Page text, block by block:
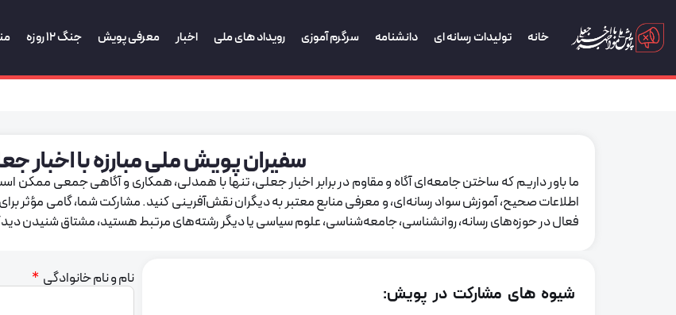
خانه تولیدات رسانه ای دانشنامه سرگرم آموزی رویداد های ملی اخبار معرفی پویش جنگ 12 روزه
سفیران پویش ملی مبارزه با اخبار
ما باور داریم که ساختن جامعه‌ای آگاه و مقاوم در برابر اخبار جعلی، تنها با همدلی، همکاری و آگاهی جمعی ممکن
اطلاعات صحیح، آموزش سواد رسانه‌ای، و معرفی منابع معتبر به دیگران نقش‌آفرینی کنید. مشارکت شما، گامی
فعال در حوزه‌های رسانه، روانشناسی، جامعه‌شناسی، علوم سیاسی یا دیگر رشته‌های مرتبط هستید، مشتاق شنیدن
شیوه های مشارکت در پویش:
نام و نام خانوادگی